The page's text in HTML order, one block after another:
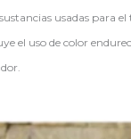
usadas para
el uso de color